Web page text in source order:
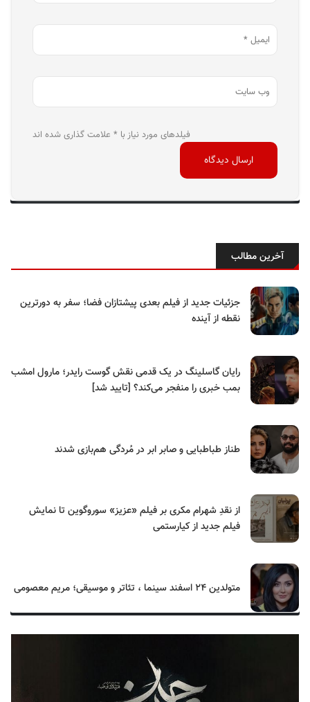
فیلدهای مورد نیاز با * علامت گذاری شده اند
آخرین مطالب
جزئیات جدید از فیلم بعدی پیشتازان فضا؛ سفر به دورترین
نقطه از آینده
رایان گاسلینگ در یک قدمی نقش گوست رایدر؛ مارول امشب
بمب خبری را منفجر می‌کند؟ [تایید شد]
طناز طباطبایی و صابر ابر در مُردگی هم‌بازی شدند
از نقدِ شهرام مکری بر فیلم «عزیز» سوروگوین تا نمایش
فیلم جدید از کیارستمی
متولدین ۲۴ اسفند سینما ، تئاتر و موسیقی؛ مریم معصومی